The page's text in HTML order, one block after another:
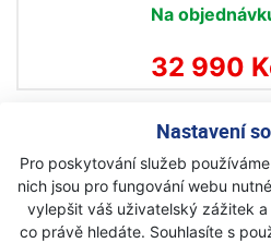
Nastavení
Pro poskytování služeb
nich jsou pro fungování webu
vylepšit váš uživatelský zážitek
co právě hledáte. Souhlasíte s
Na
32 990
MOTOR
motorem
bubnová
Na